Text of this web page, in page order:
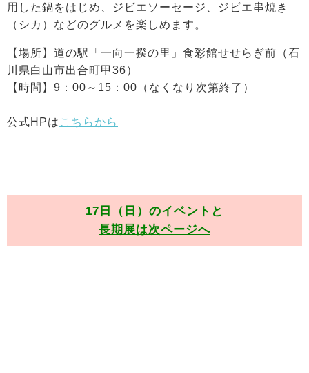
用した鍋をはじめ、ジビエソーセージ、ジビエ串焼き
（シカ）などのグルメを楽しめます。
【場所】道の駅「一向一揆の里」食彩館せせらぎ前（石
川県白山市出合町甲36）
【時間】9：00～15：00（なくなり次第終了）
公式HPは こちらから
17日（日）のイベントと
長期展は次ページへ